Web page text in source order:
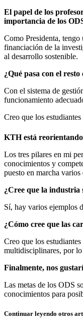
El papel de los
importancia de los
Como Presidenta, tengo
financiación de la
al desarrollo sostenible.
¿Qué pasa con el
Con el sistema de
funcionamiento
Creo que los
KTH está reorientando
Los tres pilares en mi
conocimientos y
puesto en marcha
¿Cree que la industria
Sí, hay varios ejemplos
¿Cómo cree que las
Creo que los
multidisciplinares, por lo
Finalmente, nos
Las metas de los ODS
conocimientos para
Continuar leyendo otros